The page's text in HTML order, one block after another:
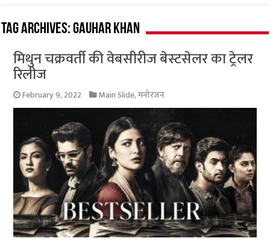
Tag Archives:Gauhar Khan
मिथुन चक्रवर्ती की वेबसीरीज बेस्टसेलर का ट्रेलर
रिलीज
February 9, 2022 Main Slide,मनोरंजन